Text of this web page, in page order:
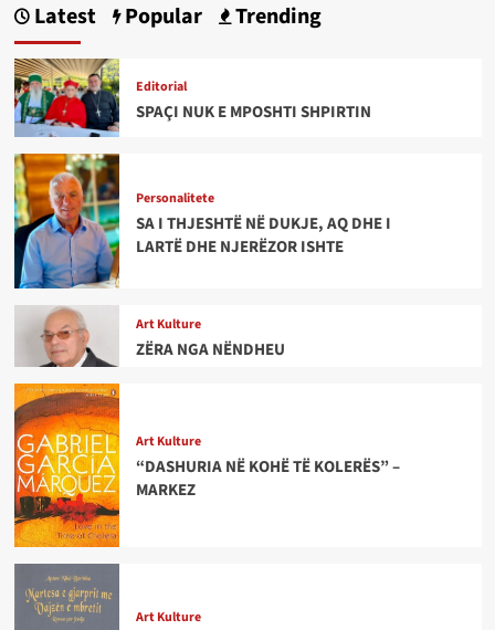
Latest Popular Trending
Editorial
SPAÇI NUK E MPOSHTI SHPIRTIN
Personalitete
SA I THJESHTË NË DUKJE, AQ DHE I
LARTË DHE NJERËZOR ISHTE
Art Kulture
ZËRA NGA NËNDHEU
Art Kulture
“DASHURIA NË KOHË TË KOLERËS” –
MARKEZ
Art Kulture